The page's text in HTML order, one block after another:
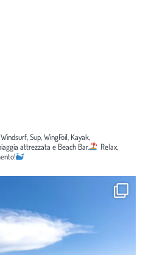
Sup, WingFoil, Kayak,
attrezzata e Beach Bar.
Relax,